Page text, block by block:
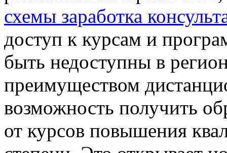
схемы заработка
доступ к курсам и
быть недоступны в
преимуществом
возможность получить
от курсов повышения